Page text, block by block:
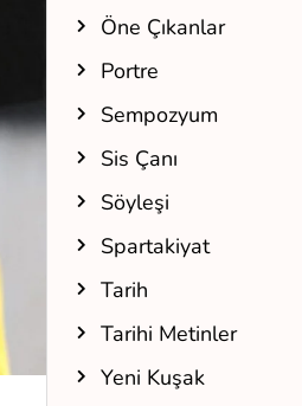
Öne Çıkanlar
Portre
Sempozyum
Sis Çanı
Söyleşi
Spartakiyat
Tarih
Tarihi Metinler
Yeni Kuşak